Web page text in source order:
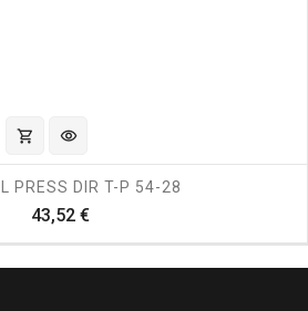
shopping_cart visibility
PRESS DIR T-P 54-28
43,52 €Prezzo